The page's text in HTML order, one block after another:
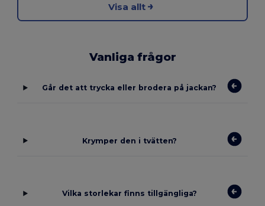
Visa allt
Vanliga frågor
Går det att trycka eller brodera på jackan?
Krymper den i tvätten?
Vilka storlekar finns tillgängliga?